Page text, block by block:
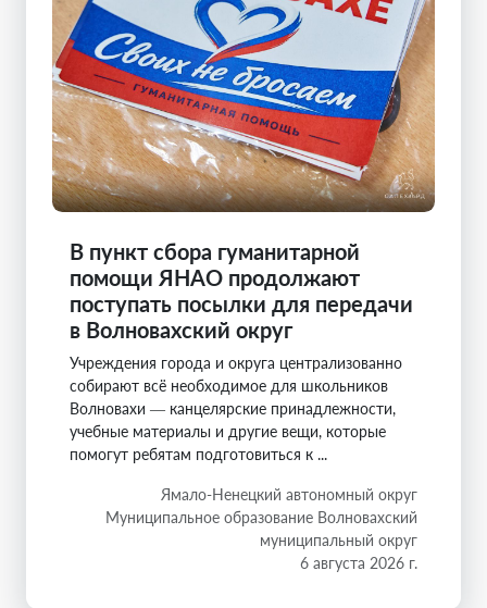
В пункт сбора гуманитарной
помощи ЯНАО продолжают
поступать посылки для передачи
в Волновахский округ
Учреждения города и округа централизованно
собирают всё необходимое для школьников
Волновахи — канцелярские принадлежности,
учебные материалы и другие вещи, которые
помогут ребятам подготовиться к ...
Ямало-Ненецкий автономный округ
Муниципальное образование Волновахский
муниципальный округ
6 августа 2026 г.